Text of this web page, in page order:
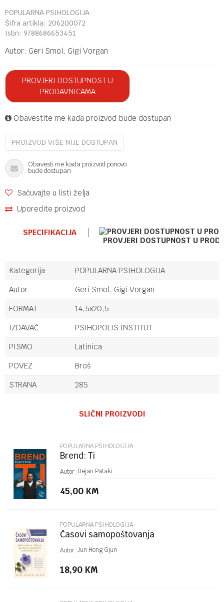
POPULARNA PSIHOLOGIJA
Šifra artikla: 206200072
Isbn: 9788686653451
Autor: Geri Smol, Gigi Vorgan
PROVJERI DOSTUPNOST U
PRODAVNICAMA
Obavestite me kada proizvod bude dostupan
PROIZVOD VIŠE NIJE DOSTUPAN
Obavesti me kada proizvod ponovo
bude dostupan
Sačuvajte u listi želja
Uporedite proizvod
SPECIFIKACIJA
PROVJERI DOSTUPNOST U
Kategorija
POPULARNA PSIHOLOGIJA
Autor
Geri Smol, Gigi Vorgan
FORMAT
14,5x20,5
IZDAVAČ
PSIHOPOLIS INSTITUT
PISMO
Latinica
POVEZ
Broš
STRANA
285
Poruka
POŠALJI
SLIČNI PROIZVODI
POPULARNA PSIHOLOGIJA
Brend: Ti
Autor :Dejan Pataki
45,00 KM
POPULARNA PSIHOLOGIJA
Časovi samopoštovanja
Autor :Jun Hong Gjun
18,90 KM